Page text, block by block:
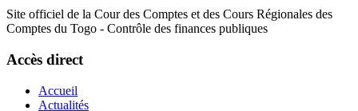
Site officiel de la Cour des Comptes et des Cours Régionales des
Comptes du Togo - Contrôle des finances publiques
Accès direct
Accueil
Actualités